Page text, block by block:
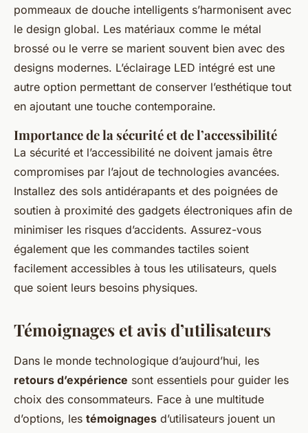
pommeaux de douche intelligents s’harmonisent avec
le design global. Les matériaux comme le métal
brossé ou le verre se marient souvent bien avec des
designs modernes. L’éclairage LED intégré est une
autre option permettant de conserver l’esthétique tout
en ajoutant une touche contemporaine.
Importance de la sécurité et de l’accessibilité
La sécurité et l’accessibilité ne doivent jamais être
compromises par l’ajout de technologies avancées.
Installez des sols antidérapants et des poignées de
soutien à proximité des gadgets électroniques afin de
minimiser les risques d’accidents. Assurez-vous
également que les commandes tactiles soient
facilement accessibles à tous les utilisateurs, quels
que soient leurs besoins physiques.
Témoignages et avis d’utilisateurs
Dans le monde technologique d’aujourd’hui, les
retours d’expérience sont essentiels pour guider les
choix des consommateurs. Face à une multitude
d’options, les témoignages d’utilisateurs jouent un